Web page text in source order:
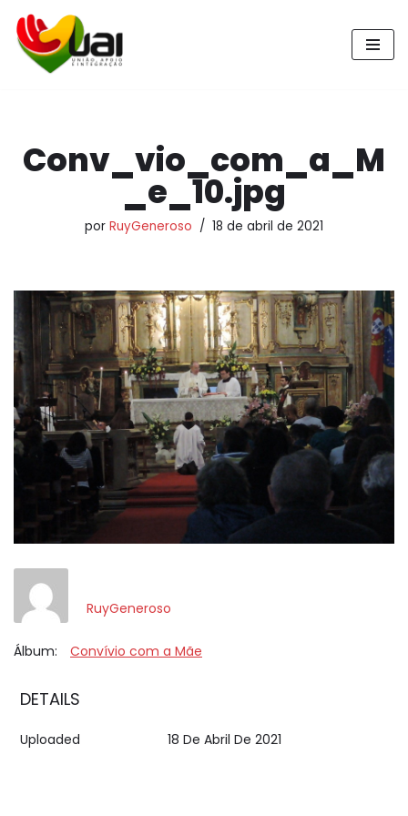
Pular
para
Conv_vio_com_a_M
_e_10.jpg
por RuyGeneroso 18 de abril de 2021
RuyGeneroso
Álbum: Convívio com a Mãe
DETAILS
Uploaded 18 De Abril De 2021